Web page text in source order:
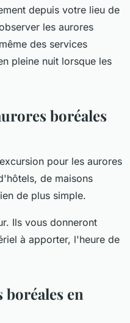
depuis votre lieu de
les aurores
des services
pleine nuit lorsque les
boréales
pour les aurores
de maisons
de plus simple.
Ils vous donneront
à apporter, l'heure de
en